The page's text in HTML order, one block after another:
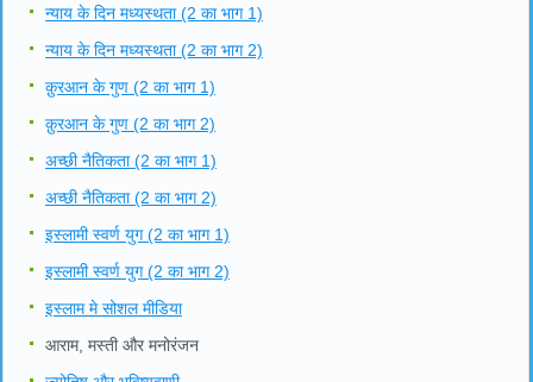
न्याय के दिन मध्यस्थता (2 का भाग 1)
न्याय के दिन मध्यस्थता (2 का भाग 2)
क़ुरआन के गुण (2 का भाग 1)
क़ुरआन के गुण (2 का भाग 2)
अच्छी नैतिकता (2 का भाग 1)
अच्छी नैतिकता (2 का भाग 2)
इस्लामी स्वर्ण युग (2 का भाग 1)
इस्लामी स्वर्ण युग (2 का भाग 2)
इस्लाम मे सोशल मीडिया
आराम, मस्ती और मनोरंजन